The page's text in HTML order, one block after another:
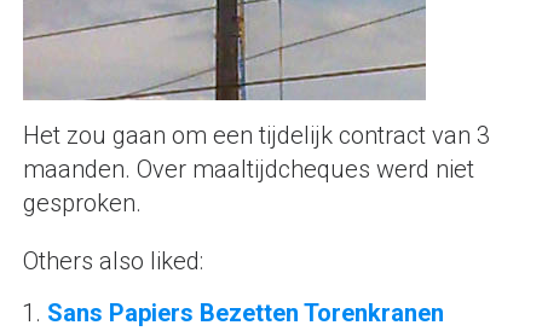
Het zou gaan om een tijdelijk contract van 3
maanden. Over maaltijdcheques werd niet
gesproken.
Others also liked:
Sans Papiers Bezetten Torenkranen